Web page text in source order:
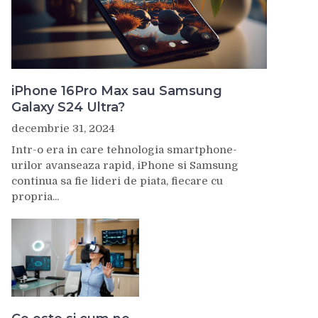
iPhone 16Pro Max sau Samsung
Galaxy S24 Ultra?
decembrie 31, 2024
Intr-o era in care tehnologia smartphone-
urilor avanseaza rapid, iPhone si Samsung
continua sa fie lideri de piata, fiecare cu
propria...